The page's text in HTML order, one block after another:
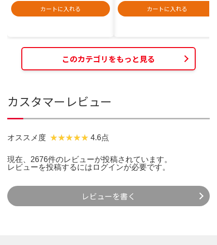
カートに入れる
カートに入れる
このカテゴリをもっと見る
カスタマーレビュー
オススメ度 4.6点
現在、2676件のレビューが投稿されています。
レビューを投稿するには ログインが必要です。
レビューを書く